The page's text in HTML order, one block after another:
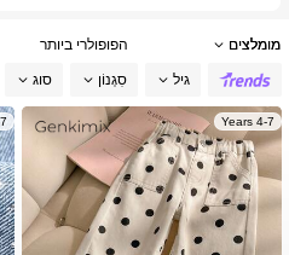
מומלצים הפופולרי ביותר
גיל סִגְנוֹן סוג
4-7 Years